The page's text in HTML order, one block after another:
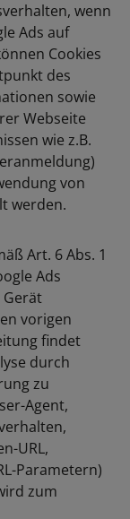
wenn
Ads auf
Cookies
des
sowie
Webseite
wie z.B.
von
werden.
Art. 6 Abs. 1
Ads
Gerät
vorigen
findet
durch
zu
Agent,
URL,
Parametern)
zum